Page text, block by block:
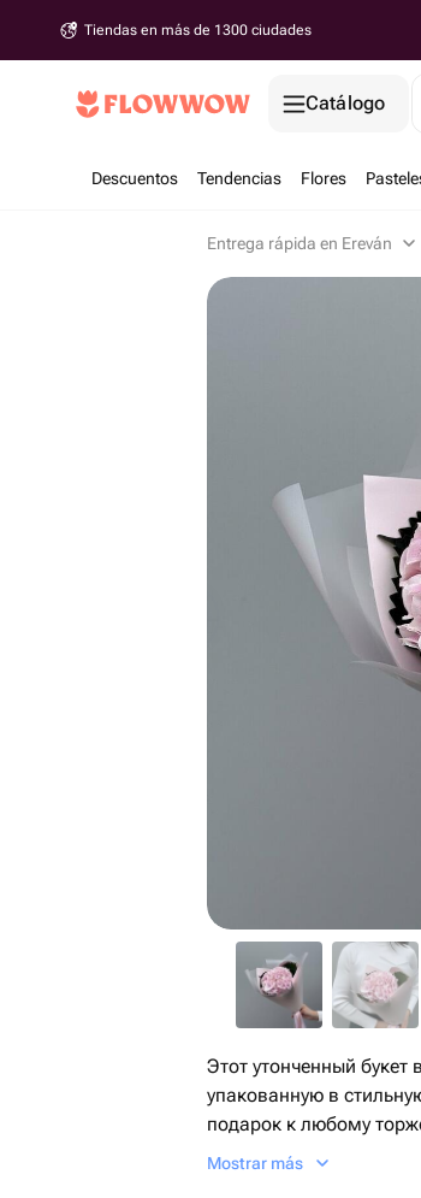
Tiendas en más de 1300 ciudades
Catálogo
Descuentos Tendencias Flores
Entrega rápida en Ereván
Этот утонченный букет
упакованную в
подарок к любому
поднять настроение
Mostrar más